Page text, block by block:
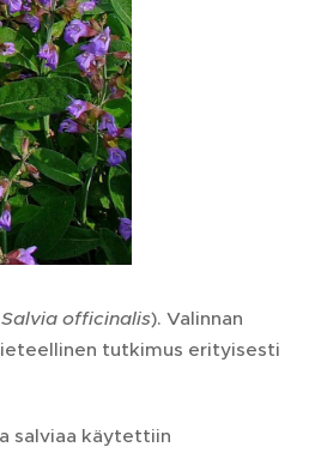
Salvia officinalis). Valinnan
tutkimus erityisesti
salviaa käytettiin